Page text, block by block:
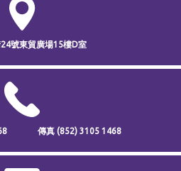
號東貿廣場15樓D室
傳真 (852) 3105 1468